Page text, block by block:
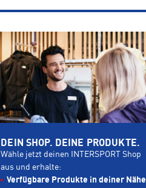
DEIN SHOP. DEINE PRODUKTE.
Wähle jetzt deinen INTERSPORT Shop
aus und erhalte:
Verfügbare Produkte in deiner Nähe